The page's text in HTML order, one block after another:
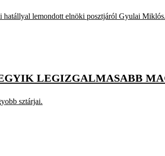
hatállyal lemondott elnöki posztjáról Gyulai Miklós.
LEGIZGALMASABB
sztárjai.